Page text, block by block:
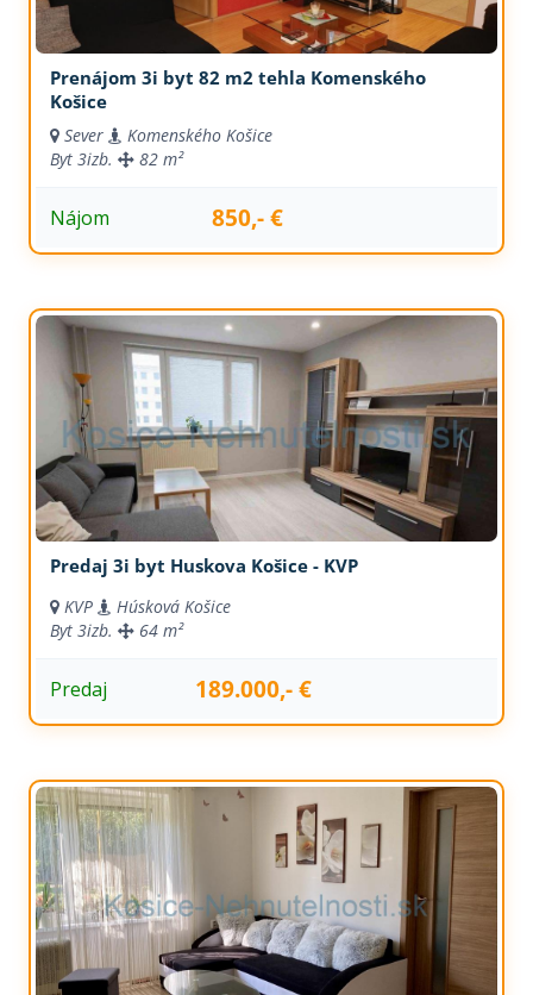
Prenájom 3i byt 82 m2 tehla Komenského
Košice
Sever
Komenského Košice
Byt 3izb. 82 m²
Nájom 850,- €
Predaj 3i byt Huskova Košice - KVP
KVP
Húsková Košice
Byt 3izb. 64 m²
Predaj 189.000,- €